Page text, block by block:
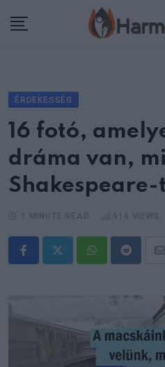
ÉRDEKESSÉG
16 fotó,
dráma van,
WhatsappReddit